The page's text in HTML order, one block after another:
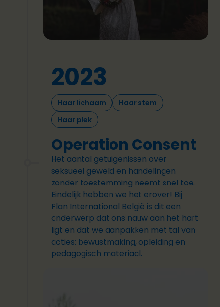
2023
Haar lichaam
Haar stem
Haar plek
Operation Consent
Het aantal getuigenissen over
seksueel geweld en handelingen
zonder toestemming neemt snel toe.
Eindelijk hebben we het erover! Bij
Plan International België is dit een
onderwerp dat ons nauw aan het hart
ligt en dat we aanpakken met tal van
acties: bewustmaking, opleiding en
pedagogisch materiaal.